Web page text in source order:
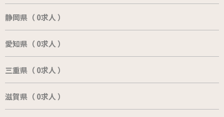
静岡県（ 0求人 ）
愛知県（ 0求人 ）
三重県（ 0求人 ）
滋賀県（ 0求人 ）